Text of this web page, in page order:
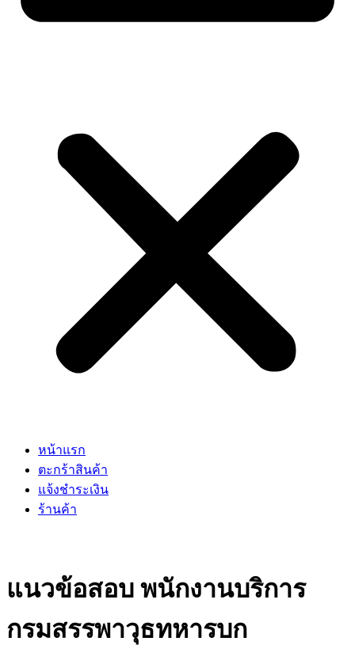
หน้าแรก
ตะกร้าสินค้า
แจ้งชำระเงิน
ร้านค้า
แนวข้อสอบ พนักงานบริการ
กรมสรรพาวุธทหารบก